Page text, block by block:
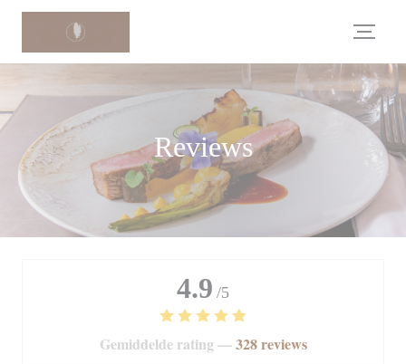
Cookies beheer paneel
Reviews
4.9 /5
Gemiddelde rating —328 reviews